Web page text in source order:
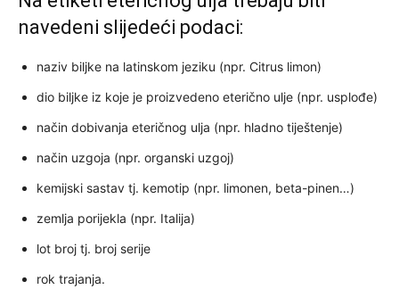
navedeni slijedeći podaci:
naziv biljke na latinskom jeziku (npr. Citrus limon)
dio biljke iz koje je proizvedeno eterično ulje (npr. usplođe)
način dobivanja eteričnog ulja (npr. hladno tiještenje)
način uzgoja (npr. organski uzgoj)
kemijski sastav tj. kemotip (npr. limonen, beta-pinen…)
zemlja porijekla (npr. Italija)
lot broj tj. broj serije
rok trajanja.